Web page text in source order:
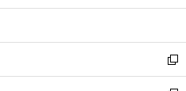
開
ウ
開
く
ン
ウ
で
開
ウ
ン
ド
ウ
新
し